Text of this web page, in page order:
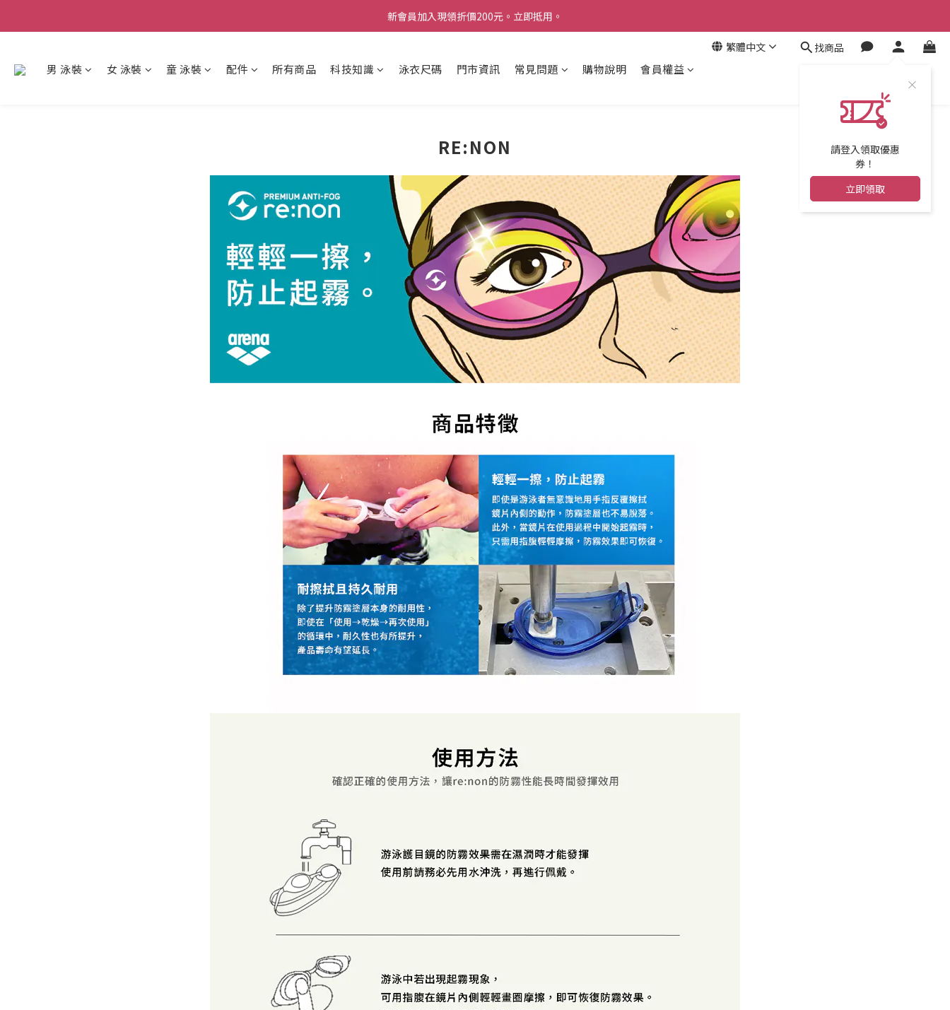
Welcome 台灣官方旗艦館
新會員加入現領折價200元。立即抵用。
繁體中文 找商品
請登入領取優惠
券！
立即領取
男 泳裝 女 泳裝 童 泳裝 配件 所有商品 科技知識 泳衣尺碼 門市資訊 常見問題 購物說明 會員權益
RE:NON